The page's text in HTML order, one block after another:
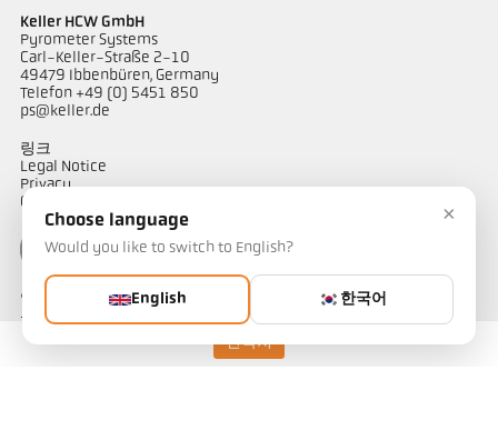
연락처
Keller HCW GmbH
Pyrometer Systems
Carl-Keller-Straße 2-10
49479 Ibbenbüren, Germany
Telefon +49 (0) 5451 850
ps@keller.de
링크
Legal Notice
Privacy
GTC
연락하다
온도 측정 솔루션에 대해 궁금한 점이 있으신가요? 저희 팀이 기꺼이
×
Choose language
Would you like to switch to English?
English 한국어